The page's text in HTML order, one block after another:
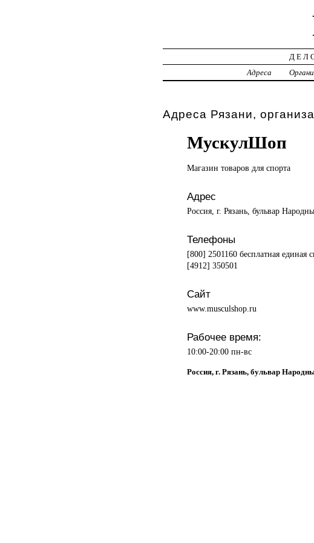
Адреса
Адреса Рязани,
МускулШоп
Магазин товаров для спорта
Адрес
Россия, г. Рязань, бульвар
Телефоны
[800] 2501160 бесплатная единая
[4912] 350501
Сайт
www.musculshop.ru
Рабочее время:
10:00-20:00 пн-вс
Россия, г. Рязань, бульвар